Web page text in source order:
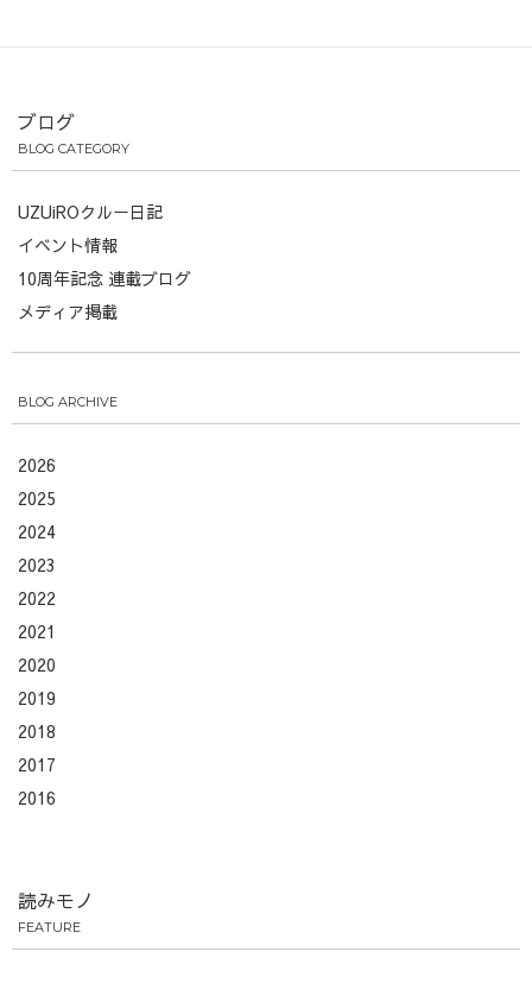
ブログ
BLOG CATEGORY
UZUiROクルー日記
イベント情報
10周年記念 連載ブログ
メディア掲載
BLOG ARCHIVE
2026
2025
2024
2023
2022
2021
2020
2019
2018
2017
2016
読みモノ
FEATURE